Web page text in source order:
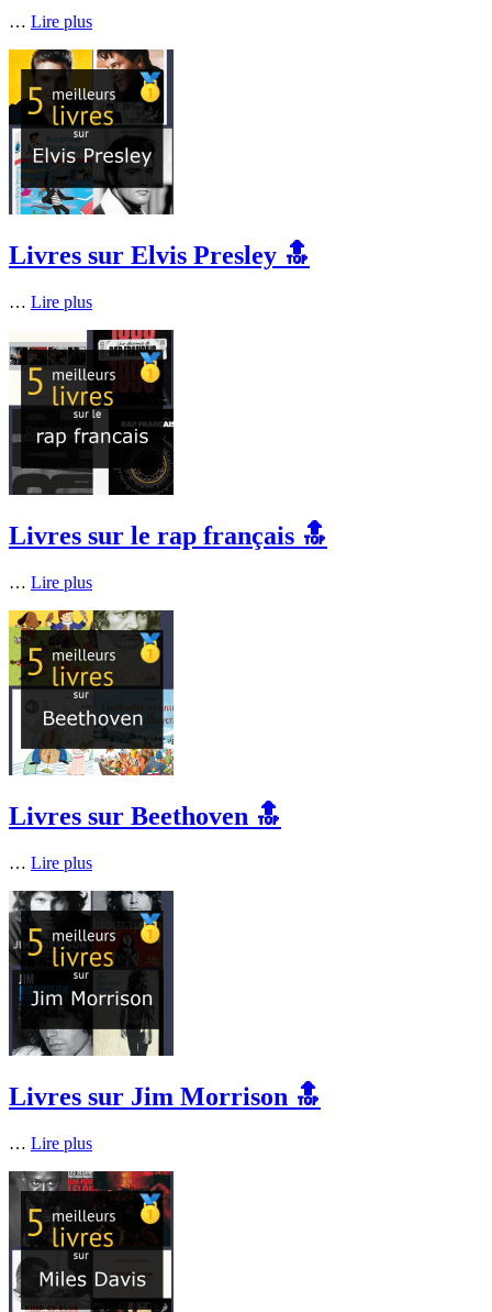
… Lire plus
Livres sur Elvis Presley 🔝
… Lire plus
Livres sur le rap français 🔝
… Lire plus
Livres sur Beethoven 🔝
… Lire plus
Livres sur Jim Morrison 🔝
… Lire plus